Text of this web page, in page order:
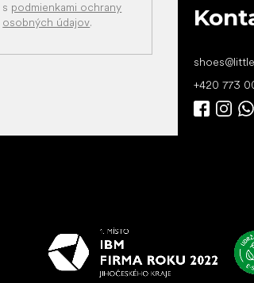
s podmienkami ochrany
osobných údajov.
shoes@
+420 773